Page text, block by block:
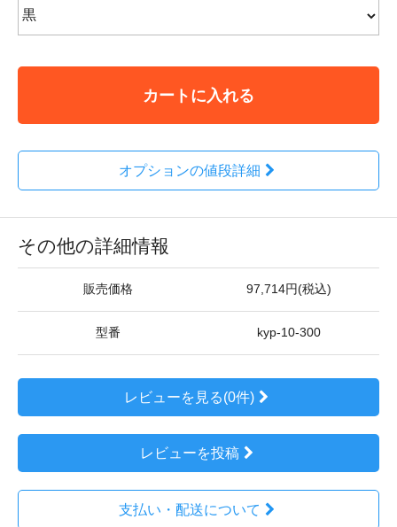
カートに入れる
オプションの値段詳細
その他の詳細情報
販売価格 97,714円(税込)
型番 kyp-10-300
レビューを見る(0件)
レビューを投稿
支払い・配送について